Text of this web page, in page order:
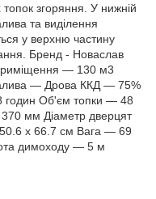
топок згоряння. У нижній
та виділення
у верхню частину
Бренд - Новаслав
— 130 м3
— Дрова ККД — 75%
годин Об'єм топки — 48
мм Діаметр дверцят
х 66.7 см Вага — 69
димоходу — 5 м